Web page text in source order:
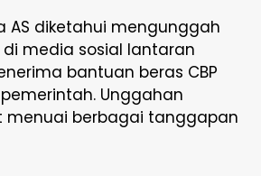
AS diketahui mengunggah
media sosial lantaran
bantuan beras CBP
Unggahan
menuai berbagai tanggapan